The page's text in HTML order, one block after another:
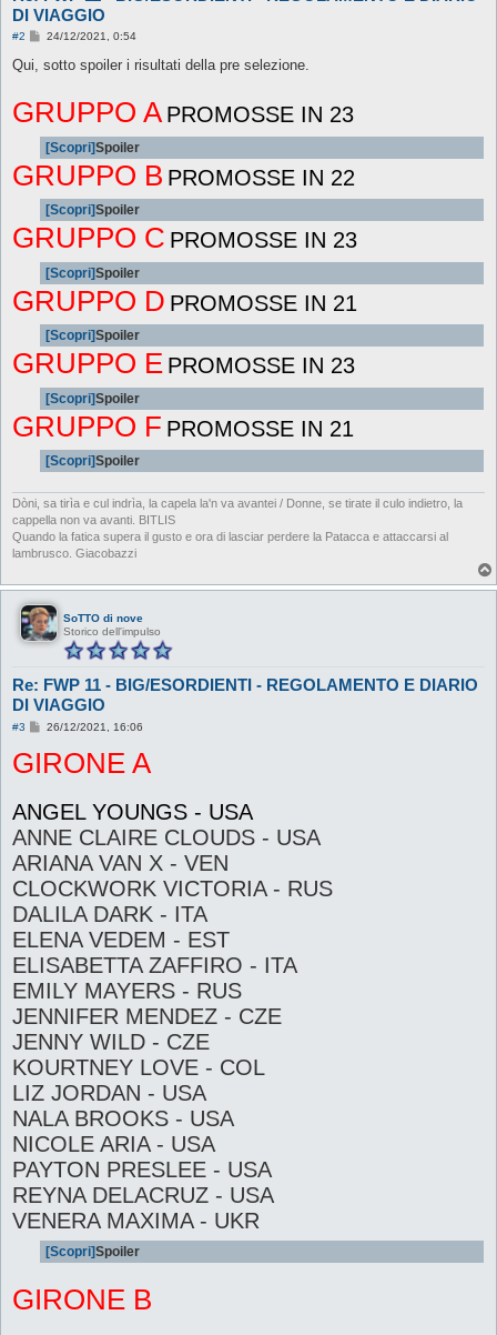
DI VIAGGIO
#2
M
s
g
g
o
24/12/2021, 0:54
Qui, sotto spoiler i risultati della pre selezione.
GRUPPO A PROMOSSE IN 23
[Scopri]Spoiler
GRUPPO B PROMOSSE IN 22
[Scopri]Spoiler
GRUPPO C PROMOSSE IN 23
[Scopri]Spoiler
GRUPPO D PROMOSSE IN 21
[Scopri]Spoiler
GRUPPO E PROMOSSE IN 23
[Scopri]Spoiler
GRUPPO F PROMOSSE IN 21
[Scopri]Spoiler
Dòni, sa tirìa e cul indrìa, la capela la'n va avantei / Donne, se tirate il culo indietro, la
cappella non va avanti. BITLIS
Quando la fatica supera il gusto e ora di lasciar perdere la Patacca e attaccarsi al
lambrusco. Giacobazzi
SoTTO di nove
Storico dell'impulso
Re: FWP 11 - BIG/ESORDIENTI - REGOLAMENTO E DIARIO
DI VIAGGIO
#3
M
s
s
g
i
o
26/12/2021, 16:06
GIRONE A
ANGEL YOUNGS - USA
ANNE CLAIRE CLOUDS - USA
ARIANA VAN X - VEN
CLOCKWORK VICTORIA - RUS
DALILA DARK - ITA
ELENA VEDEM - EST
ELISABETTA ZAFFIRO - ITA
EMILY MAYERS - RUS
JENNIFER MENDEZ - CZE
JENNY WILD - CZE
KOURTNEY LOVE - COL
LIZ JORDAN - USA
NALA BROOKS - USA
NICOLE ARIA - USA
PAYTON PRESLEE - USA
REYNA DELACRUZ - USA
VENERA MAXIMA - UKR
[Scopri]Spoiler
GIRONE B